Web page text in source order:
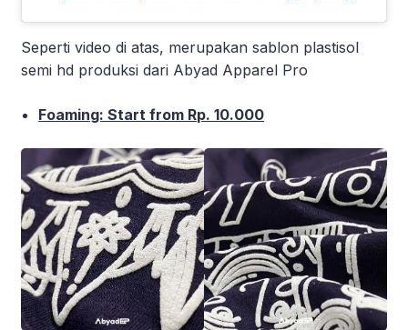
Seperti video di atas, merupakan sablon plastisol
semi hd produksi dari Abyad Apparel Pro
Foaming: Start from Rp. 10.000